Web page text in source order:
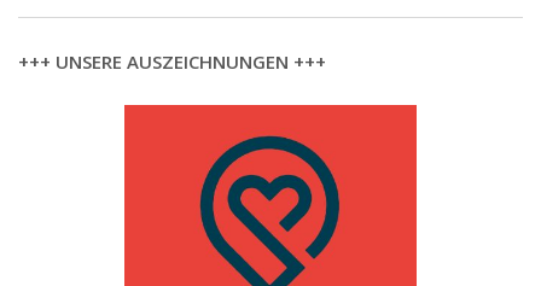
+++ UNSERE AUSZEICHNUNGEN +++